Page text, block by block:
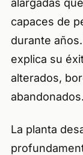
alargadas
capaces de
durante
explica su
alterados,
abandonados.
La planta